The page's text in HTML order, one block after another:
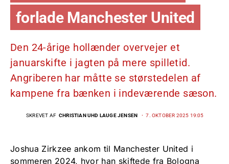
forlade Manchester United
Den 24-årige hollænder overvejer et
januarskifte i jagten på mere spilletid.
Angriberen har måtte se størstedelen af
kampene fra bænken i indeværende sæson.
SKREVET AF CHRISTIAN UHD LAUGE JENSEN 7. OKTOBER 2025 19:05
Joshua Zirkzee ankom til Manchester United i
sommeren 2024, hvor han skiftede fra Bologna